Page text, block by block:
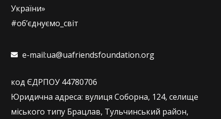
України»
#об’єднуємо_світ
e-mail:ua@uafriendsfoundation.org
код ЄДРПОУ 44780706
Юридична адреса: вулиця Соборна, 124, селище
міського типу Брацлав, Тульчинський район,